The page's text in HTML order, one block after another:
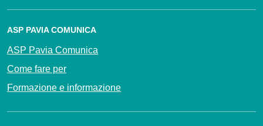
ASP PAVIA COMUNICA
ASP Pavia Comunica
Come fare per
Formazione e informazione